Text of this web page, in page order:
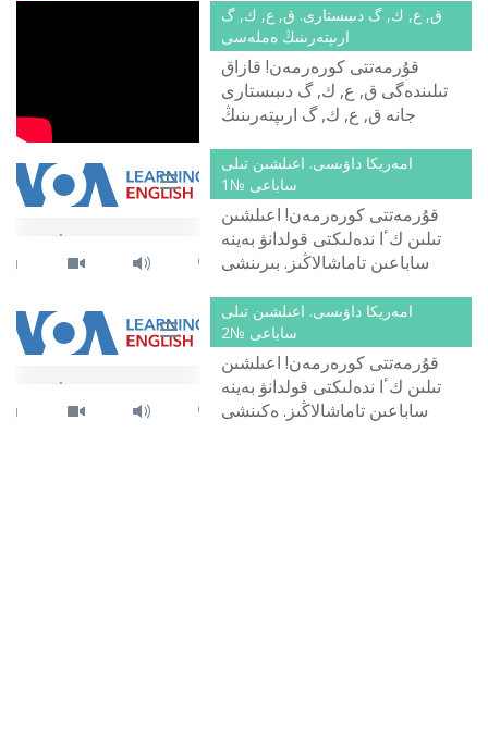
نەدە دەپ الاڭدايتىن ادامدار دا
كورىنبەيتىن سىندى. اسىرەسە,
مەكتەپ وقۋشىلارى «ڭ»
دىبىسىن ايتا المادىم دەپ تٴا كتە
قينالمايدى. كەرىسىنشە ماقتانىش
سانايتىنداي كورىنەدى. ال
مەكتەپتى ٴا زدىك بىتىرىپ, الگى
دىبىستى ايتا المايمىن دەپ
تۇرعاندا, تالاپ قايدا كەتكەن,
ۇcتازدار نە وقىتتى دەرسىڭ!
ق, ع, ك, گ دىبىستارى. ق, ع, ك, گ
ارىپتەرىنىڭ ەملەسى
قۇرمەتتى كورەرمەن! قازاق
تىلىندەگى ق, ع, ك, گ دىبىستارى
جانە ق, ع, ك, گ ارىپتەرىنىڭ
امەريكا داۋىسى. اعىلشىن تىلى
ساباعى №1
قۇرمەتتى كورەرمەن! اعىلشىن
تىلىن كٴا ندەلىكتى قولدانۋ بەينە
ساباعىن تاماشالاڭىز. بىرىنشى
كەلدىڭىز. دىبىستاۋ تىلى:
اعىلشىنشا.
امەريكا داۋىسى. اعىلشىن تىلى
ساباعى №2
قۇرمەتتى كورەرمەن! اعىلشىن
تىلىن كٴا ندەلىكتى قولدانۋ بەينە
ساباعىن تاماشالاڭىز. ەكىنشى